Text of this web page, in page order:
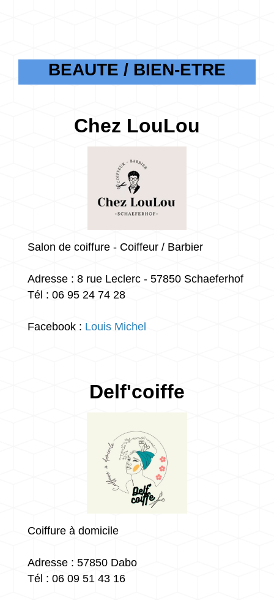
BEAUTE / BIEN-ETRE
Chez LouLou
Salon de coiffure - Coiffeur / Barbier
Adresse : 8 rue Leclerc - 57850 Schaeferhof
Tél : 06 95 24 74 28
Facebook : Louis Michel
Delf'coiffe
Coiffure à domicile
Adresse : 57850 Dabo
Tél : 06 09 51 43 16